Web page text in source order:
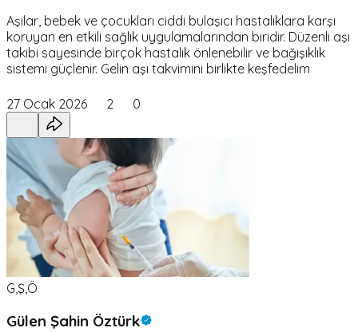
Aşılar, bebek ve çocukları ciddi bulaşıcı hastalıklara karşı
koruyan en etkili sağlık uygulamalarından biridir. Düzenli aşı
takibi sayesinde birçok hastalık önlenebilir ve bağışıklık
sistemi güçlenir. Gelin aşı takvimini birlikte keşfedelim
27 Ocak 2026 2 0
G,Ş,Ö
Gülen Şahin Öztürk